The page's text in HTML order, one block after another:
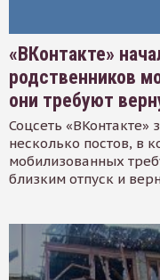
«ВКонтакте»
родственников
они требуют
Соцсеть
несколько постов, в
мобилизованных
близким отпуск и